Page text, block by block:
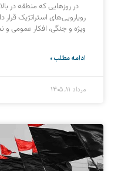
در روزهایی که منطقه در
رویارویی‌های استراتژیک قرار
ویژه و جنگی، افکار عمومی و
ادامه مطلب »
مرداد ۱۱, ۱۴۰۵